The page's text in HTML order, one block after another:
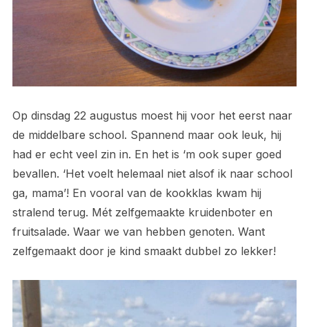
Op dinsdag 22 augustus moest hij voor het eerst naar
de middelbare school. Spannend maar ook leuk, hij
had er echt veel zin in. En het is ‘m ook super goed
bevallen. ‘Het voelt helemaal niet alsof ik naar school
ga, mama’! En vooral van de kookklas kwam hij
stralend terug. Mét zelfgemaakte kruidenboter en
fruitsalade. Waar we van hebben genoten. Want
zelfgemaakt door je kind smaakt dubbel zo lekker!